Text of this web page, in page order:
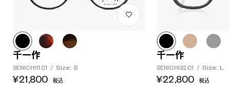
千一作
SENICHI11 C1 / Size: S
¥21,800 税込
千一作
SENICHI32 C1 / Size: L
¥22,800 税込